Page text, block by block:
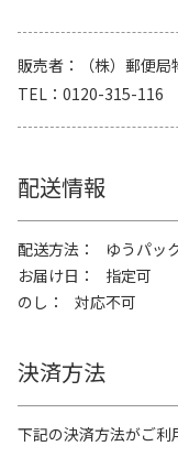
販売者
（株）郵便
TEL
0120-315-116
配送情報
配送方法
ゆうパッ
お届け日
指定可
のし
対応不可
決済方法
下記の決済方法がご利